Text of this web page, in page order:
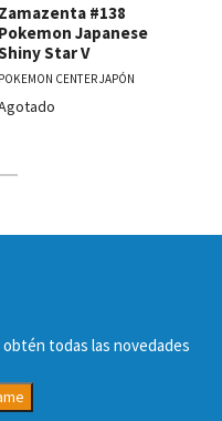
Zamazenta #138
Pokemon Japanese
Star V
POKEMON CENTER JAPÓN
todas las novedades